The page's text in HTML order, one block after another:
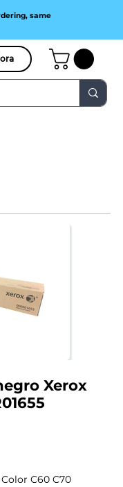
same
Xerox
C60 C70